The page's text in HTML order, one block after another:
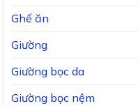
Ghế ăn
Giường
Giường bọc da
Giường bọc nệm